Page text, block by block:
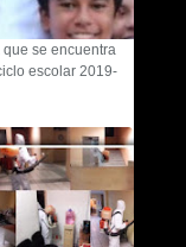
se encuentra
escolar 2019-